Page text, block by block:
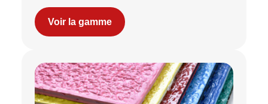
Voir la gamme